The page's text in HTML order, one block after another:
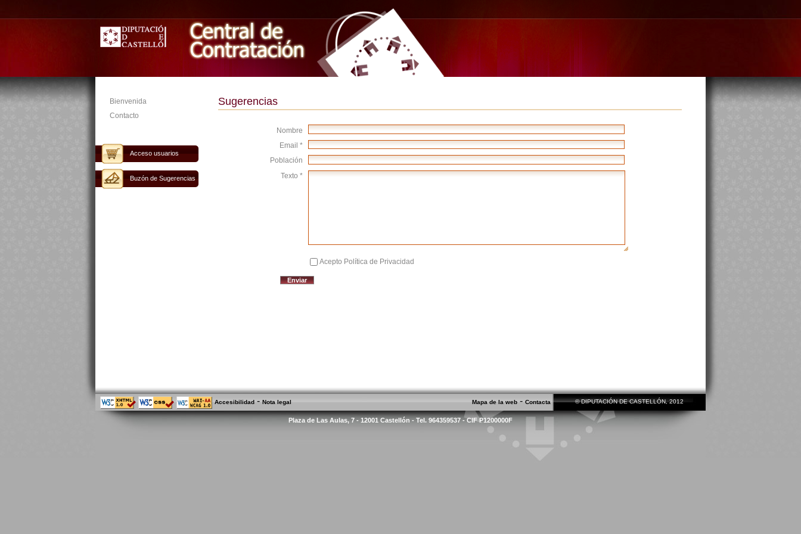
Bienvenida
Contacto
Acceso usuarios
Buzón de Sugerencias
Sugerencias
Nombre
Email *
Población
Texto *
Acepto Política de Privacidad
Accesibilidad - Nota legal Mapa de la web - Contacta © DIPUTACIÓN DE CASTELLÓN, 2012
Plaza de Las Aulas, 7 - 12001 Castellón - Tel. 964359537 - CIF P1200000F